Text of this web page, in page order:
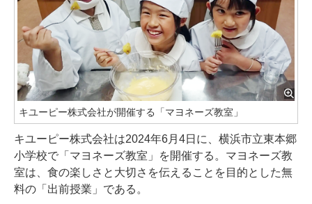
キユーピー株式会社が開催する「マヨネーズ教室」
キユーピー株式会社は2024年6月4日に、横浜市立東本郷
小学校で「マヨネーズ教室」を開催する。マヨネーズ教
室は、食の楽しさと大切さを伝えることを目的とした無
料の「出前授業」である。